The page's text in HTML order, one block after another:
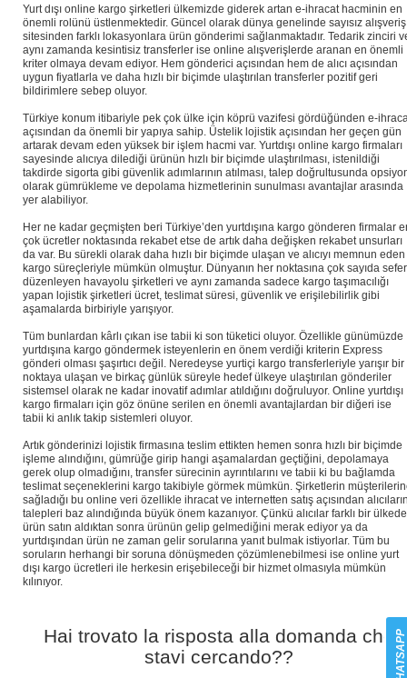
Yurt dışı online kargo şirketleri ülkemizde giderek artan e-ihracat hacminin en
önemli rolünü üstlenmektedir. Güncel olarak dünya genelinde sayısız alışveriş
sitesinden farklı lokasyonlara ürün gönderimi sağlanmaktadır. Tedarik zinciri
aynı zamanda kesintisiz transferler ise online alışverişlerde aranan en önemli
kriter olmaya devam ediyor. Hem gönderici açısından hem de alıcı açısından
uygun fiyatlarla ve daha hızlı bir biçimde ulaştırılan transferler pozitif geri
bildirimlere sebep oluyor.
Türkiye konum itibariyle pek çok ülke için köprü vazifesi gördüğünden e-
açısından da önemli bir yapıya sahip. Üstelik lojistik açısından her geçen gün
artarak devam eden yüksek bir işlem hacmi var. Yurtdışı online kargo firmaları
sayesinde alıcıya dilediği ürünün hızlı bir biçimde ulaştırılması, istenildiği
takdirde sigorta gibi güvenlik adımlarının atılması, talep doğrultusunda
olarak gümrükleme ve depolama hizmetlerinin sunulması avantajlar arasında
yer alabiliyor.
Her ne kadar geçmişten beri Türkiye’den yurtdışına kargo gönderen firmalar
çok ücretler noktasında rekabet etse de artık daha değişken rekabet unsurları
da var. Bu sürekli olarak daha hızlı bir biçimde ulaşan ve alıcıyı memnun eden
kargo süreçleriyle mümkün olmuştur. Dünyanın her noktasına çok sayıda sefer
düzenleyen havayolu şirketleri ve aynı zamanda sadece kargo taşımacılığı
yapan lojistik şirketleri ücret, teslimat süresi, güvenlik ve erişilebilirlik gibi
aşamalarda birbiriyle yarışıyor.
Tüm bunlardan kârlı çıkan ise tabii ki son tüketici oluyor. Özellikle günümüzde
yurtdışına kargo göndermek isteyenlerin en önem verdiği kriterin Express
gönderi olması şaşırtıcı değil. Neredeyse yurtiçi kargo transferleriyle yarışır bir
noktaya ulaşan ve birkaç günlük süreyle hedef ülkeye ulaştırılan gönderiler
sistemsel olarak ne kadar inovatif adımlar atıldığını doğruluyor. Online yurtdışı
kargo firmaları için göz önüne serilen en önemli avantajlardan bir diğeri ise
tabii ki anlık takip sistemleri oluyor.
Artık gönderinizi lojistik firmasına teslim ettikten hemen sonra hızlı bir biçimde
işleme alındığını, gümrüğe girip hangi aşamalardan geçtiğini, depolamaya
gerek olup olmadığını, transfer sürecinin ayrıntılarını ve tabii ki bu bağlamda
teslimat seçeneklerini kargo takibiyle görmek mümkün. Şirketlerin
sağladığı bu online veri özellikle ihracat ve internetten satış açısından
talepleri baz alındığında büyük önem kazanıyor. Çünkü alıcılar farklı bir
ürün satın aldıktan sonra ürünün gelip gelmediğini merak ediyor ya da
yurtdışından ürün ne zaman gelir sorularına yanıt bulmak istiyorlar. Tüm bu
soruların herhangi bir soruna dönüşmeden çözümlenebilmesi ise online yurt
dışı kargo ücretleri ile herkesin erişebileceği bir hizmet olmasıyla mümkün
kılınıyor.
Hai trovato la risposta alla domanda che
stavi cercando??
WHATSAPP